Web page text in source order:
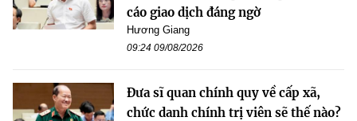
cáo giao dịch đáng ngờ
Hương Giang
09:24 09/08/2026
Đưa sĩ quan chính quy về cấp xã,
chức danh chính trị viên sẽ thế nào?